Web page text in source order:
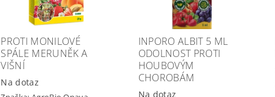
PROTI MONILOVÉ
SPÁLE MERUNĚK A
VIŠNÍ
Na dotaz
INPORO ALBIT 5 ML
ODOLNOST PROTI
HOUBOVÝM
CHOROBÁM
Na dotaz